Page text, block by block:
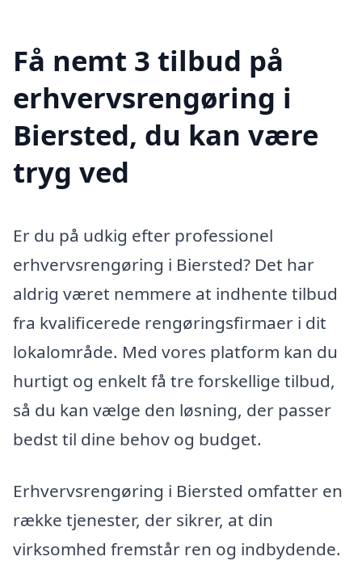
Få nemt 3 tilbud på
erhvervsrengøring i
Biersted, du kan være
tryg ved
Er du på udkig efter professionel
erhvervsrengøring i Biersted? Det har
aldrig været nemmere at indhente tilbud
fra kvalificerede rengøringsfirmaer i dit
lokalområde. Med vores platform kan du
hurtigt og enkelt få tre forskellige tilbud,
så du kan vælge den løsning, der passer
bedst til dine behov og budget.
Erhvervsrengøring i Biersted omfatter en
række tjenester, der sikrer, at din
virksomhed fremstår ren og indbydende.